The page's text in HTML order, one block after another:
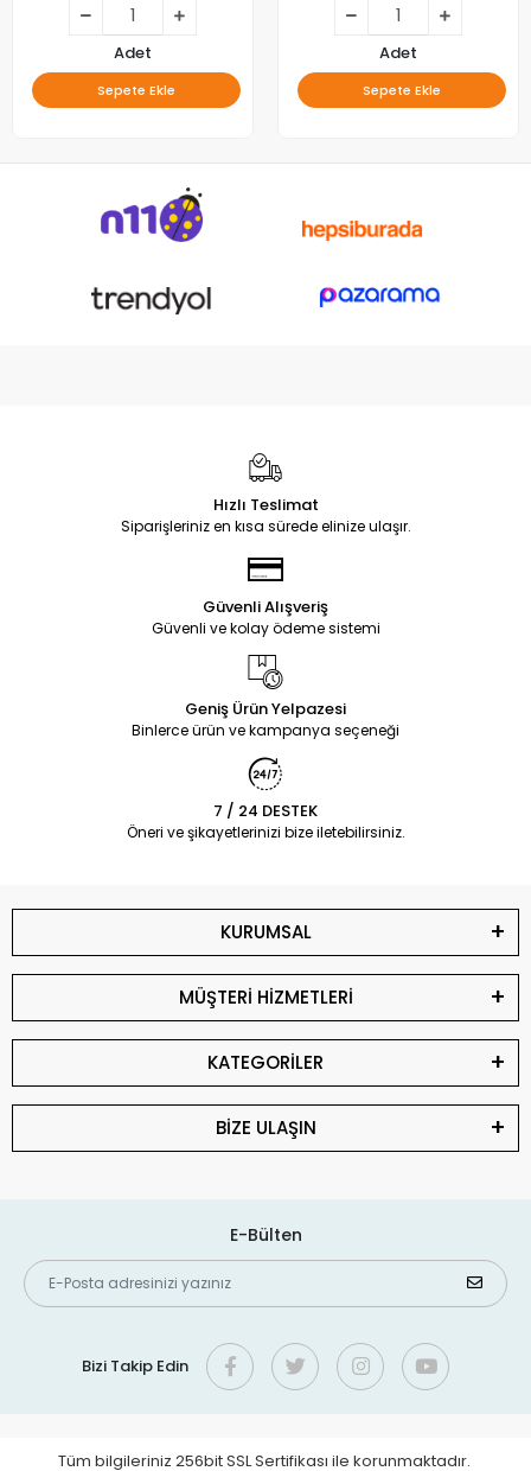
Adet
Sepete Ekle
Adet
Sepete Ekle
Hızlı Teslimat
Siparişleriniz en kısa sürede elinize ulaşır.
Güvenli Alışveriş
Güvenli ve kolay ödeme sistemi
Geniş Ürün Yelpazesi
Binlerce ürün ve kampanya seçeneği
7 / 24 DESTEK
Öneri ve şikayetlerinizi bize iletebilirsiniz.
KURUMSAL
MÜŞTERİ HİZMETLERİ
KATEGORİLER
BİZE ULAŞIN
E-Bülten
Bizi Takip Edin
Tüm bilgileriniz 256bit SSL Sertifikası ile korunmaktadır.